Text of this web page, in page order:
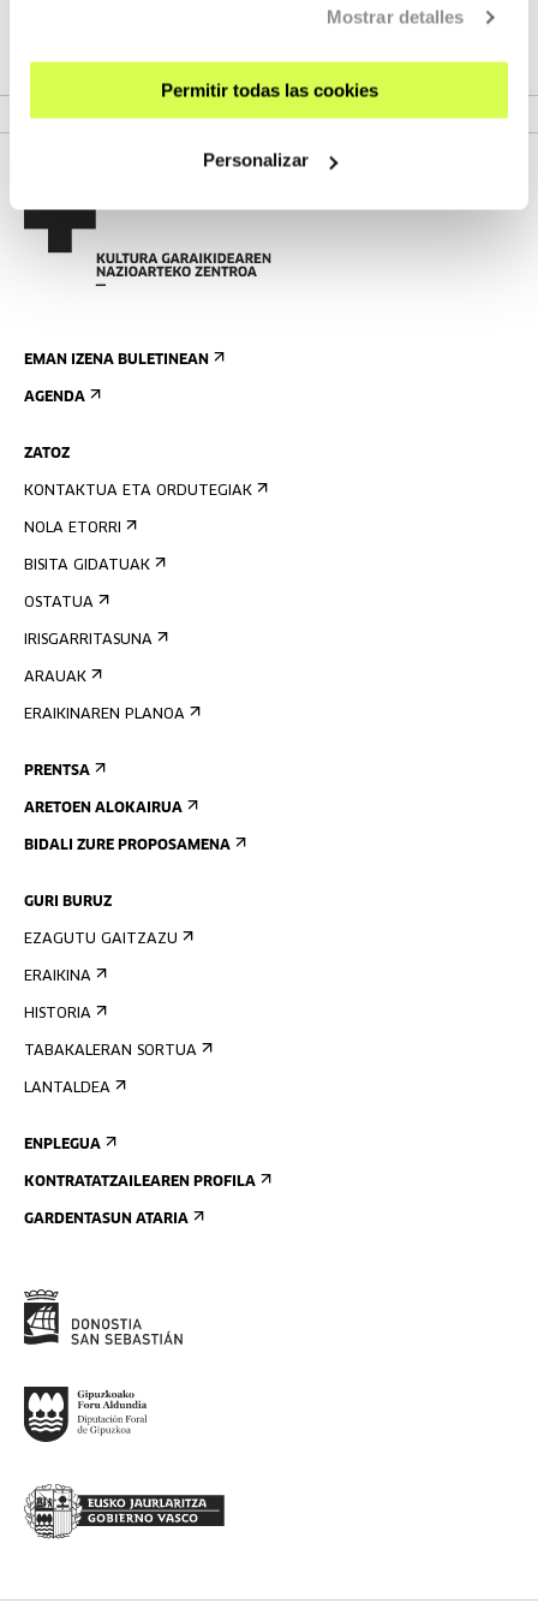
Mostrar detalles
Permitir todas las cookies
Personalizar
INFORMAZIO GEHIAGO
EMAN IZENA BULETINEAN
AGENDA
ZATOZ
KONTAKTUA ETA ORDUTEGIAK
NOLA ETORRI
BISITA GIDATUAK
OSTATUA
IRISGARRITASUNA
ARAUAK
ERAIKINAREN PLANOA
PRENTSA
ARETOEN ALOKAIRUA
BIDALI ZURE PROPOSAMENA
GURI BURUZ
EZAGUTU GAITZAZU
ERAIKINA
HISTORIA
TABAKALERAN SORTUA
LANTALDEA
ENPLEGUA
KONTRATATZAILEAREN PROFILA
GARDENTASUN ATARIA